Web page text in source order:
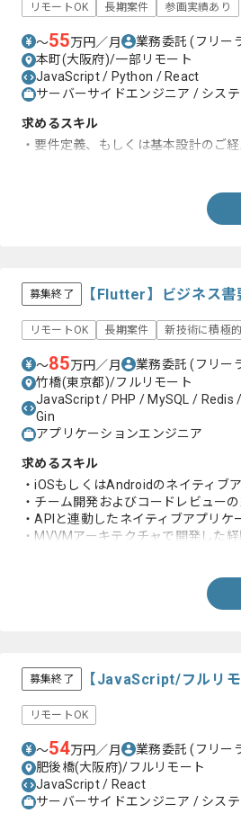
リモートOK 長期案件 参画実績あり
〜55万円／月 業務委託(フリー
本町(大阪府)/一部リモート
JavaScript / Python / React
サーバーサイドエンジニア / シス
求めるスキル
・要件定義、もしくは基本設計のご
募集終了 【Flutter】ビジネス
リモートOK 長期案件 新技術に積極的
〜85万円／月 業務委託(フリー
竹橋(東京都)/フルリモート
JavaScript / PHP / MySQL /
Gin
アプリケーションエンジニア
求めるスキル
・iOSもしくはAndroidのネイティブ
・チーム開発およびコードレビュー
・APIと連動したネイティブアプリ
・MVVMアーキテクチャで開発した
募集終了 【JavaScript/フルリ
リモートOK
〜54万円／月 業務委託(フリー
肥後橋(大阪府)/フルリモート
JavaScript / React
サーバーサイドエンジニア / シス